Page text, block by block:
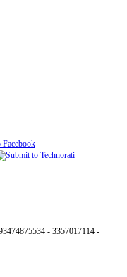
- 3357017114 -